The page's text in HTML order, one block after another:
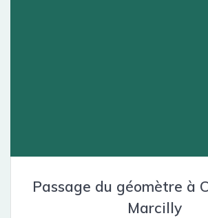
Passage du géomètre à
Marcilly